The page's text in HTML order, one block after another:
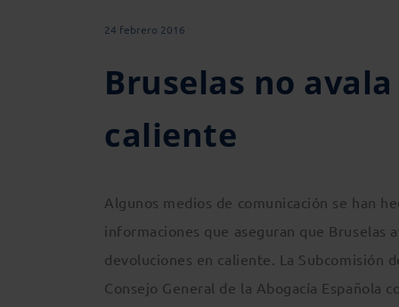
24 febrero 2016
Bruselas no
caliente
Algunos medios de comunicación se han
informaciones que aseguran que Bruselas
devoluciones en caliente. La Subcomisión
Consejo General de la Abogacía Española